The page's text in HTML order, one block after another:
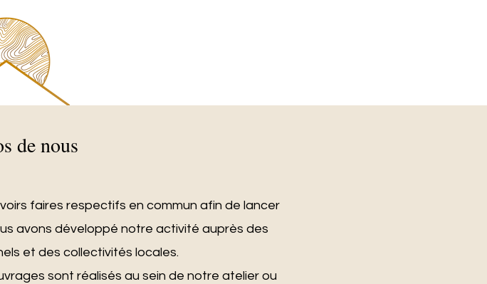
de nous
faires respectifs en commun afin de lancer
avons développé notre activité auprès des
et des collectivités locales.
sont réalisés au sein de notre atelier ou